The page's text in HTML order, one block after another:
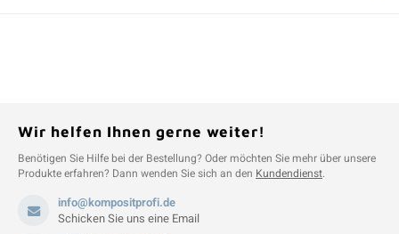
Wir helfen Ihnen gerne weiter!
Benötigen Sie Hilfe bei der Bestellung? Oder möchten Sie mehr über unsere
Produkte erfahren? Dann wenden Sie sich an den Kundendienst.
info@kompositprofi.de
Schicken Sie uns eine Email